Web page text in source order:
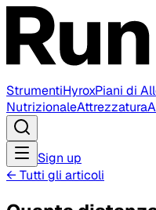
StrumentiHyroxPiani di
NutrizionaleAttrezzatura
Sign up
← Tutti gli articoli